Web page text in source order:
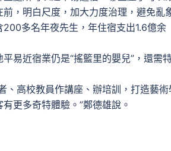
，明白尺度，加大力度治理，避免亂
多名年夜先生，年住宿支出1.6億余
近宿業仍是“搖籃里的嬰兒”，還需
高校教員作講座、辦培訓，打造藝術
更多奇特體驗。”鄭德雄說。